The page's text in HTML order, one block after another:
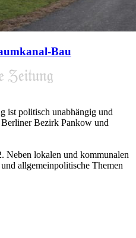
Bau
ist politisch unabhängig und
Bezirk Pankow und
Neben lokalen und kommunalen
allgemeinpolitische Themen